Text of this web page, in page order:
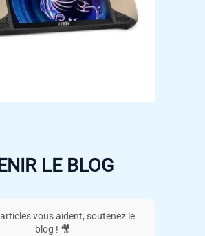
LE BLOG
vous aident, soutenez le
blog ! 🎥